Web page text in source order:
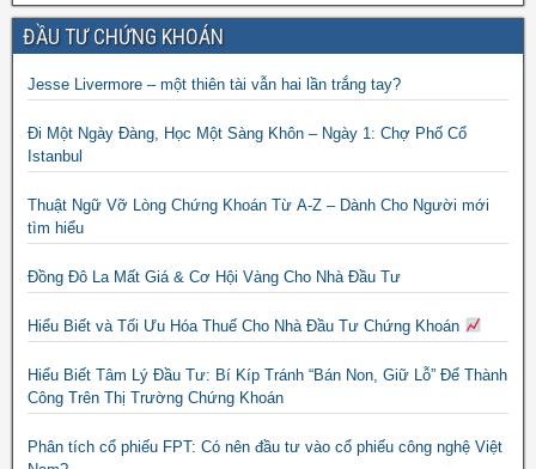
ĐẦU TƯ CHỨNG KHOÁN
Jesse Livermore – một thiên tài vẫn hai lần trắng tay?
Đi Một Ngày Đàng, Học Một Sàng Khôn – Ngày 1: Chợ Phố Cổ
Istanbul
Thuật Ngữ Vỡ Lòng Chứng Khoán Từ A-Z – Dành Cho Người mới
tìm hiểu
Đồng Đô La Mất Giá & Cơ Hội Vàng Cho Nhà Đầu Tư
Hiểu Biết và Tối Ưu Hóa Thuế Cho Nhà Đầu Tư Chứng Khoán
Hiểu Biết Tâm Lý Đầu Tư: Bí Kíp Tránh “Bán Non, Giữ Lỗ” Để Thành
Công Trên Thị Trường Chứng Khoán
Phân tích cổ phiếu FPT: Có nên đầu tư vào cổ phiếu công nghệ Việt